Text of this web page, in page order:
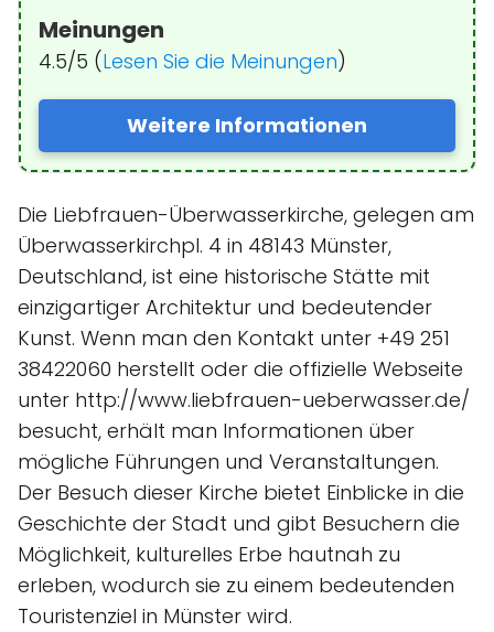
Meinungen
4.5/5 (Lesen Sie die Meinungen)
Weitere Informationen
Die Liebfrauen-Überwasserkirche, gelegen am
Überwasserkirchpl. 4 in 48143 Münster,
Deutschland, ist eine historische Stätte mit
einzigartiger Architektur und bedeutender
Kunst. Wenn man den Kontakt unter +49 251
38422060 herstellt oder die offizielle Webseite
unter http://www.liebfrauen-ueberwasser.de/
besucht, erhält man Informationen über
mögliche Führungen und Veranstaltungen.
Der Besuch dieser Kirche bietet Einblicke in die
Geschichte der Stadt und gibt Besuchern die
Möglichkeit, kulturelles Erbe hautnah zu
erleben, wodurch sie zu einem bedeutenden
Touristenziel in Münster wird.